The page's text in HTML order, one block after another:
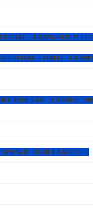
– CANNES FILM
– #INFO –
– CANNES –
WWW.BLOGDECANNES.FR